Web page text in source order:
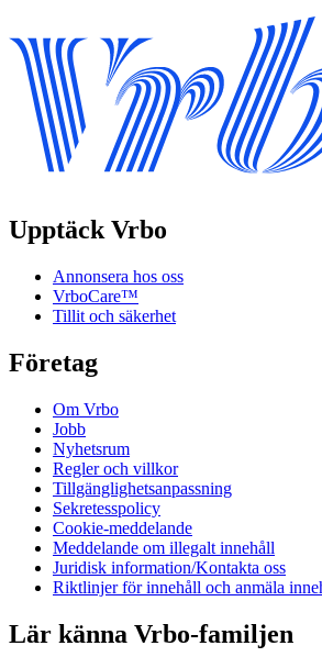
Upptäck Vrbo
Annonsera hos oss
VrboCare™
Tillit och säkerhet
Företag
Om Vrbo
Jobb
Nyhetsrum
Regler och villkor
Tillgänglighetsanpassning
Sekretesspolicy
Cookie-meddelande
Meddelande om illegalt innehåll
Juridisk information/Kontakta oss
Riktlinjer för innehåll och anmäla
Lär känna Vrbo-familjen